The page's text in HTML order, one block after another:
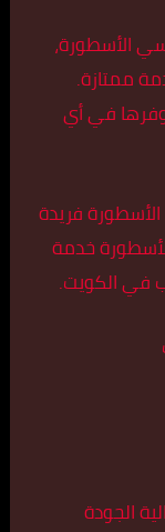
الأسطورة،
ممتازة.
في أي
فريدة
خدمة
في الكويت.
الجودة